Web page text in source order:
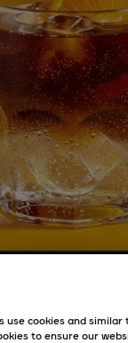
use cookies and similar
to ensure our